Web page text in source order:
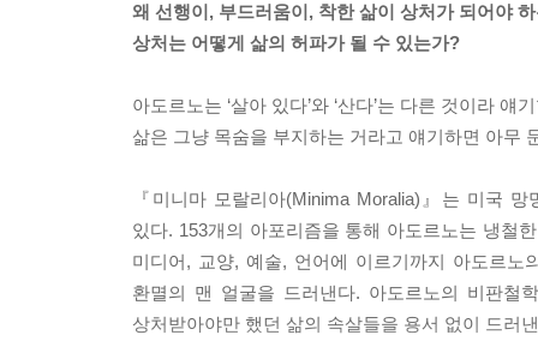
그런데 많은 지식인들이 이런 사유를 한다는 거예
착한 사람도 있어’라며 희망에 가득 찬 얘기를 하
않으려 하는 객관적 권력을 더 공고히 할 뿐이라는
--- p.74
어렵게 생각하실 필요 없어요. 더 쉽게 얘기하면
우리에게 있다는 것입니다. 자유와 행복이 있어야
있는 곳. 이데올로기에 의해 주입당하고 주문당
도르노가 말하는 상처입니다.
--- p.117
왜 선행이, 부드러움이, 착한 삶이 상처가 되어야
상처는 어떻게 삶의 허파가 될 수 있는가?
아도르노는 ‘살아 있다’와 ‘산다’는 다른 것이라
삶은 그냥 목숨을 부지하는 거라고 얘기하면 아무
『미니마 모랄리아(Minima Moralia)』는 미국
있다. 153개의 아포리즘을 통해 아도르노는 냉철
미디어, 교양, 예술, 언어에 이르기까지 아도르
환멸의 맨 얼굴을 드러낸다. 아도르노의 비판철
상처받아야만 했던 삶의 속살들을 용서 없이 드러